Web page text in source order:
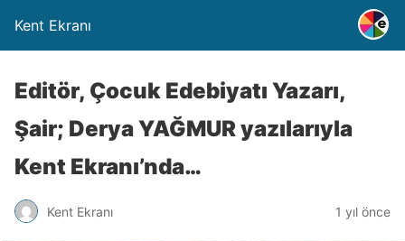
Kent Ekranı
Editör, Çocuk Edebiyatı Yazarı,
Şair; Derya YAĞMUR yazılarıyla
Kent Ekranı’nda…
Kent Ekranı 1 yıl önce